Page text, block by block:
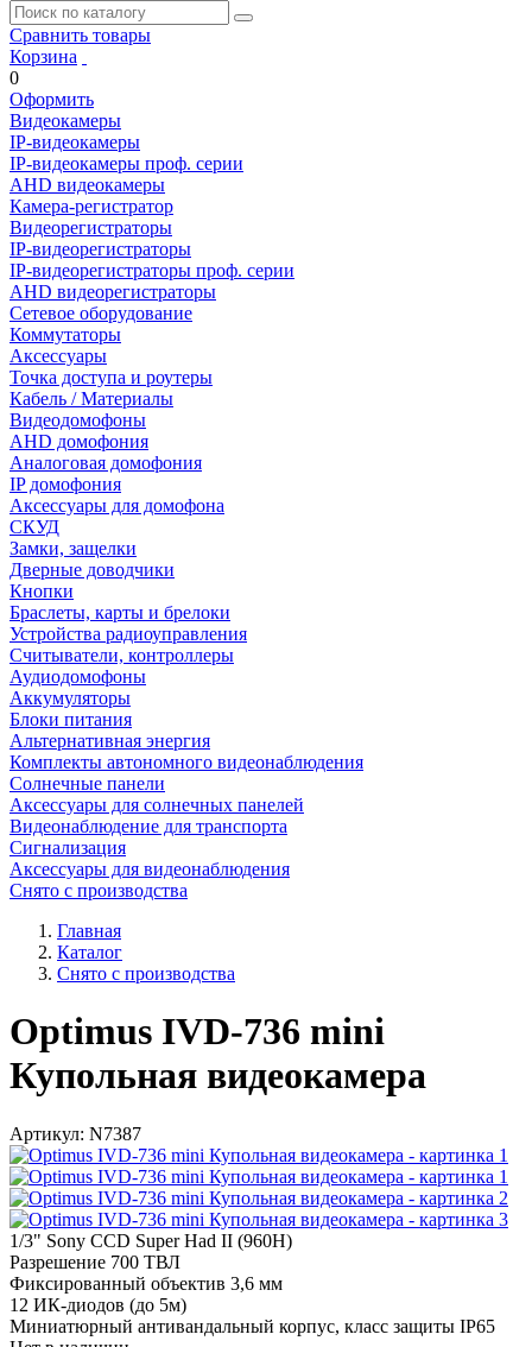
Сравнить товары
Корзина
0
Оформить
Видеокамеры
IP-видеокамеры
IP-видеокамеры проф. серии
AHD видеокамеры
Камера-регистратор
Видеорегистраторы
IP-видеорегистраторы
IP-видеорегистраторы проф. серии
AHD видеорегистраторы
Сетевое оборудование
Коммутаторы
Аксессуары
Точка доступа и роутеры
Кабель / Материалы
Видеодомофоны
AHD домофония
Аналоговая домофония
IP домофония
Аксессуары для домофона
СКУД
Замки, защелки
Дверные доводчики
Кнопки
Браслеты, карты и брелоки
Устройства радиоуправления
Считыватели, контроллеры
Аудиодомофоны
Аккумуляторы
Блоки питания
Альтернативная энергия
Комплекты автономного видеонаблюдения
Солнечные панели
Аксессуары для солнечных панелей
Видеонаблюдение для транспорта
Сигнализация
Аксессуары для видеонаблюдения
Снято с производства
Главная
Каталог
Снято с производства
Optimus IVD-736 mini
Купольная видеокамера
Артикул: N7387
1/3" Sony CCD Super Had II (960H)
Разрешение 700 ТВЛ
Фиксированный объектив 3,6 мм
12 ИК-диодов (до 5м)
Миниатюрный антивандальный корпус, класс защиты IP65